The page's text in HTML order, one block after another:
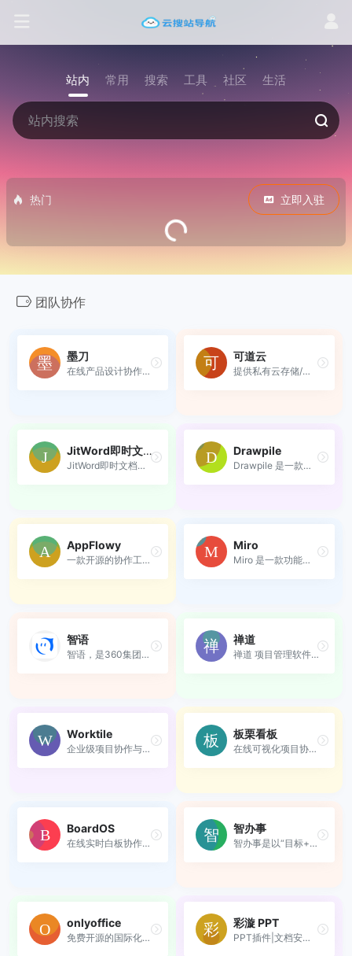
站内 常用 搜索 工具 社区 生活
热门 立即入驻
团队协作
墨刀
在线产品设计协作一体化平台
可道云
提供私有云存储/企业网盘/企...
JitWord即时文档
JitWord即时文档是一款功能强...
Drawpile
Drawpile 是一款免费开源的实...
AppFlowy
一款开源的协作工作空间应用...
Miro
Miro 是一款功能强大的在线协...
智语
智语，是360集团旗下安全的即...
禅道
禅道 项目管理软件 是国产的...
Worktile
企业级项目协作与目标管理工具
板栗看板
在线可视化项目协作工具，让...
BoardOS
在线实时白板协作系统
智办事
智办事是以“目标+事”为中心的...
onlyoffice
免费开源的国际化全能协作办...
彩漩 PPT
PPT插件|文档安全分享平台